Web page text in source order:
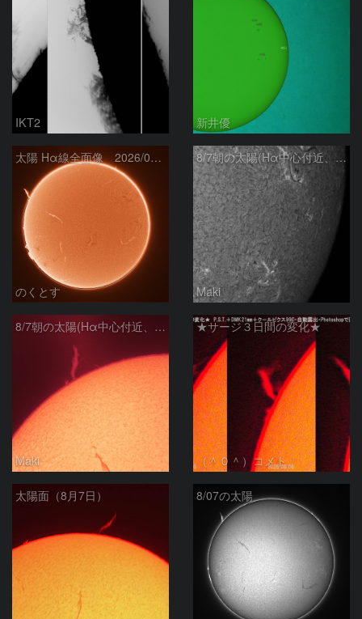
IKT2 新井優
太陽 Hα線全面像 2026/08/07
のくとす
8/7朝の太陽(Hα中心付近、4498、4502付近)
Maki
8/7朝の太陽(Hα中心付近、プロミネンス)
Maki
★サージ３日間の変化★
（＾０＾）コメト
太陽面（8月7日） 8/07の太陽